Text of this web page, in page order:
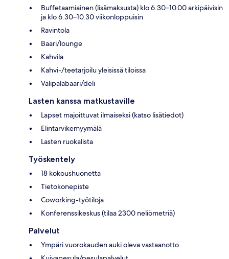
Buffetaamiainen (lisämaksusta) klo 6.30–10.00 arkipäivisin
ja klo 6.30–10.30 viikonloppuisin
Ravintola
Baari/lounge
Kahvila
Kahvi-/teetarjoilu yleisissä tiloissa
Välipalabaari/deli
Lasten kanssa matkustaville
Lapset majoittuvat ilmaiseksi (katso lisätiedot)
Elintarvikemyymälä
Lasten ruokalista
Työskentely
18 kokoushuonetta
Tietokonepiste
Coworking-työtiloja
Konferenssikeskus (tilaa 2300 neliömetriä)
Palvelut
Ympäri vuorokauden auki oleva vastaanotto